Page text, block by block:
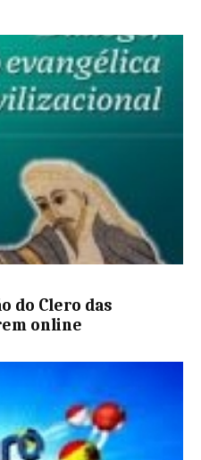
do Clero das
online